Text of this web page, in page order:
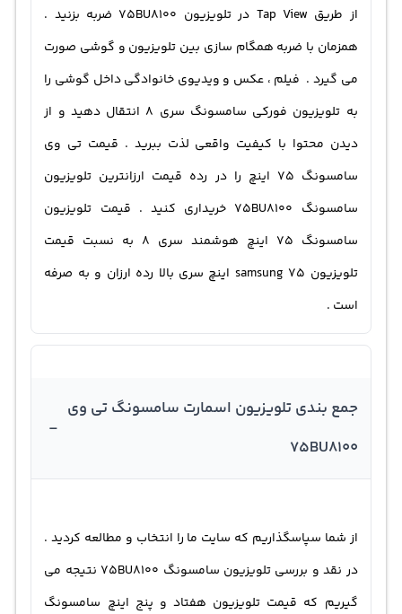
از طریق Tap View در تلویزیون 75BU8100 ضربه بزنید .
همزمان با ضربه همگام سازی بین تلویزیون و گوشی صورت
می گیرد . فیلم ، عکس و ویدیوی خانوادگی داخل گوشی را
به تلویزیون فورکی سامسونگ سری 8 انتقال دهید و از
دیدن محتوا با کیفیت واقعی لذت ببرید . قیمت تی وی
سامسونگ 75 اینچ را در رده قیمت ارزانترین تلویزیون
سامسونگ 75BU8100 خریداری کنید . قيمت تلويزيون
سامسونگ ۷۵ اينچ هوشمند سری 8 به نسبت قیمت
تلویزیون samsung 75 اینچ سری بالا رده ارزان و به صرفه
است .
جمع بندی تلویزیون اسمارت سامسونگ تی وی
75BU8100
-
از شما سپاسگذاریم که سایت ما را انتخاب و مطالعه کردید .
در نقد و بررسی تلویزیون سامسونگ 75BU8100 نتیجه می
گیریم که قیمت تلویزیون هفتاد و پنج اینچ سامسونگ